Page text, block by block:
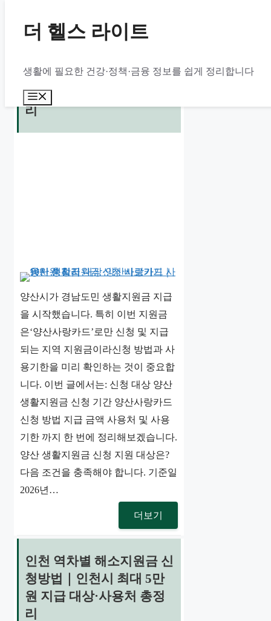
더 헬스 라이트
생활에 필요한 건강·정책·금융 정보를 쉽게 정리합니다
뉴
가기｜10만원 지급 대상·
양산사랑카드 사용처 총정
리
양산시가 경남도민 생활지원금 지급
을 시작했습니다. 특히 이번 지원금
은‘양산사랑카드’로만 신청 및 지급
되는 지역 지원금이라신청 방법과 사
용기한을 미리 확인하는 것이 중요합
니다. 이번 글에서는: 신청 대상 양산
생활지원금 신청 기간 양산사랑카드
신청 방법 지급 금액 사용처 및 사용
기한 까지 한 번에 정리해보겠습니다.
양산 생활지원금 신청 지원 대상은?
다음 조건을 충족해야 합니다. 기준일
2026년…
더보기
인천 역차별 해소지원금 신
청방법｜인천시 최대 5만
원 지급 대상·사용처 총정
리